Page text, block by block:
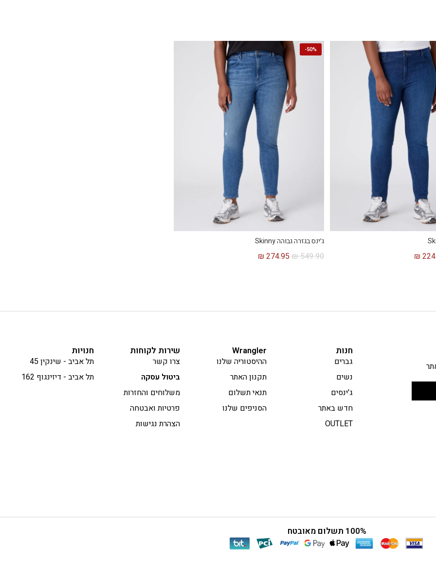
₪
50%
-
ג׳ינס בגזרה גבוהה Skinny
₪549.90
₪ 274.95
חנות
גברים
נשים
ג'ינסים
חדש באתר
OUTLET
Wrangler
ההיסטוריה שלנו
תקנון האתר
תנאי תשלום
הסניפים שלנו
שירות לקוחות
צרו קשר
ביטול עסקה
משלוחים והחזרות
פרטיות ואבטחה
הצהרת נגישות
חנויות
תל אביב - שינקין 45
תל אביב - דיזינגוף 162
100% תשלום מאובטח